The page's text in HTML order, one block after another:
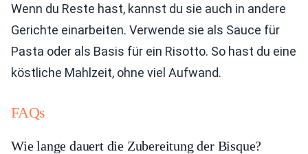
Wenn du Reste hast, kannst du sie auch in andere
Gerichte einarbeiten. Verwende sie als Sauce für
Pasta oder als Basis für ein Risotto. So hast du eine
köstliche Mahlzeit, ohne viel Aufwand.
FAQs
Wie lange dauert die Zubereitung der Bisque?